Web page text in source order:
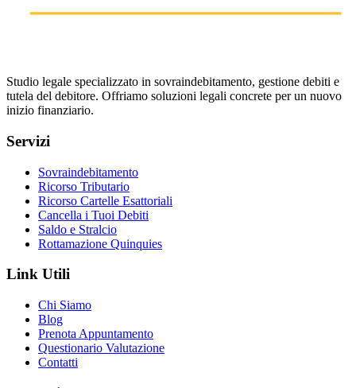
Studio legale specializzato in sovraindebitamento, gestione debiti e
tutela del debitore. Offriamo soluzioni legali concrete per un nuovo
inizio finanziario.
Servizi
Sovraindebitamento
Ricorso Tributario
Ricorso Cartelle Esattoriali
Cancella i Tuoi Debiti
Saldo e Stralcio
Rottamazione Quinquies
Link Utili
Chi Siamo
Blog
Prenota Appuntamento
Questionario Valutazione
Contatti